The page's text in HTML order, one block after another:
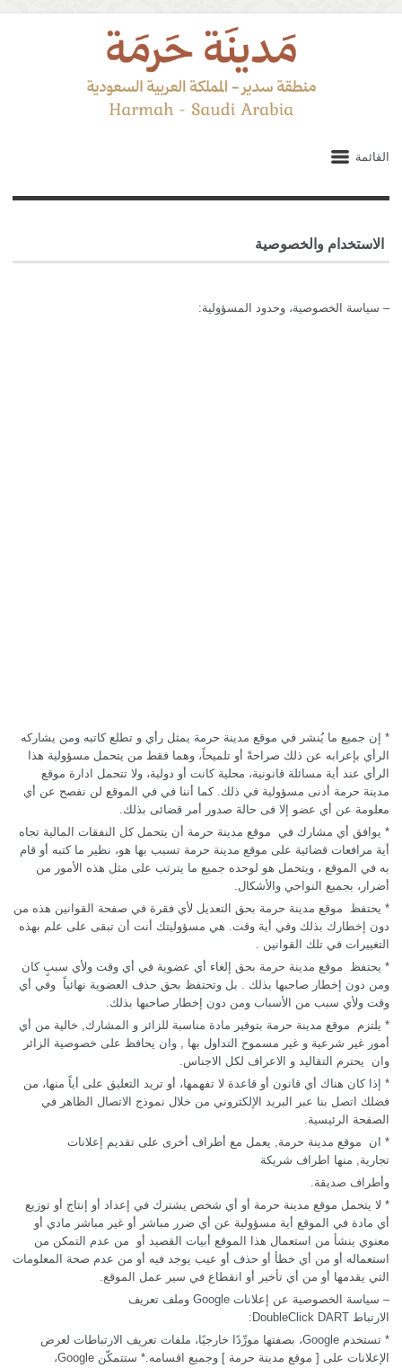
القائمة
الاستخدام والخصوصية
–سياسة الخصوصية، وحدود المسؤولية:
*إن جميع ما يُنشر في موقع مدينة حرمة يمثل رأي و تطلع كاتبه ومن يشاركه
الرأي بإعرابه عن ذلك صراحةً أو تلميحاً، وهما فقط من يتحمل مسؤولية هذا
الرأي عند أية مسائلة قانونية، محلية كانت أو دولية، ولا تتحمل ادارة موقع
مدينة حرمة أدنى مسؤولية في ذلك. كما أننا في في الموقع لن نفصح عن أي
معلومة عن أي عضو إلا فى حالة صدور أمر قضائى بذلك.
*يوافق أي مشارك في موقع مدينة حرمة أن يتحمل كل النفقات المالية تجاه
أية مرافعات قضائية على موقع مدينة حرمة تسبب بها هو، نظير ما كتبه أو قام
به في الموقع ، ويتحمل هو لوحده جميع ما يترتب على مثل هذه الأمور من
أضرار، بجميع النواحي والأشكال.
*يحتفظ موقع مدينة حرمة بحق التعديل لأي فقرة في صفحة القوانين هذه من
دون إخطارك بذلك وفي أية وقت. هي مسؤوليتك أنت أن تبقى على علم بهذه
التغييرات في تلك القوانين .
*يحتفظ موقع مدينة حرمة بحق إلغاء أي عضوية في أي وقت ولأي سببٍ كان
ومن دون إخطار صاحبها بذلك . بل وتحتفظ بحق حذف العضوية نهائياً وفي أي
وقت ولأي سبب من الأسباب ومن دون إخطار صاحبها بذلك.
*يلتزم موقع مدينة حرمة بتوفير مادة مناسبة للزائر و المشارك, خالية من أي
أمور غير شرعية و غير مسموح التداول بها , وان يحافظ على خصوصية الزائر
وان يحترم التقاليد و الاعراف لكل الاجناس.
*إذا كان هناك أي قانون أو قاعدة لا تفهمها، أو تريد التعليق على أياً منها، من
فضلك اتصل بنا عبر البريد الإلكتروني من خلال نموذج الاتصال الظاهر في
الصفحة الرئيسية.
*ان موقع مدينة حرمة, يعمل مع أطراف أخرى على تقديم إعلانات
تجارية, منها اطراف شريكة
وأطراف صديقة.
*لا يتحمل موقع مدينة حرمة أو أي شخص يشترك في إعداد أو إنتاج أو توزيع
أي مادة في الموقع أية مسؤولية عن أي ضرر مباشر أو غير مباشر مادي أو
معنوي ينشأ من استعمال هذا الموقع أبيات القصيدأو من عدم التمكن من
استعماله أو من أي خطأ أو حذف أو عيب يوجد فيه أو من عدم صحة المعلومات
التي يقدمها أو من أي تأخير أو انقطاع في سير عمل الموقع.
–سياسة الخصوصية عن إعلانات Googleوملف تعريف
الارتباط
DoubleClick DART:
*تستخدم Google، بصفتها مورِّدًا خارجيًا، ملفات تعريف الارتباطات لعرض
الإعلانات على [موقع مدينة حرمة ] وجميع اقسامه.*ستتمكّن Google،